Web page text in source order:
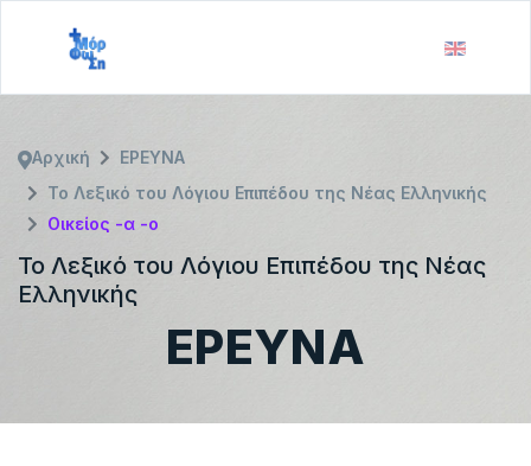
ΕΡΕΥΝΑ
Το Λεξικό του Λόγιου Επιπέδου της Νέας
Ελληνικής
Αρχική
ΕΡΕΥΝΑ
Το Λεξικό του Λόγιου Επιπέδου της Νέας Ελληνικής
Οικείος -α -ο